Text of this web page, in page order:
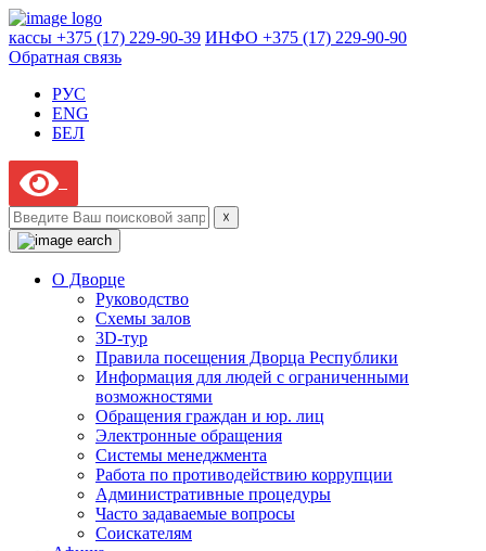
кассы +375 (17) 229-90-39 ИНФО +375 (17) 229-90-90
Обратная связь
РУС
ENG
БЕЛ
☓
О Дворце
Руководство
Схемы залов
3D-тур
Правила посещения Дворца Республики
Информация для людей с ограниченными
возможностями
Обращения граждан и юр. лиц
Электронные обращения
Системы менеджмента
Работа по противодействию коррупции
Административные процедуры
Часто задаваемые вопросы
Соискателям